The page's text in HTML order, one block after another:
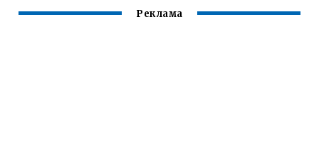
Реклама